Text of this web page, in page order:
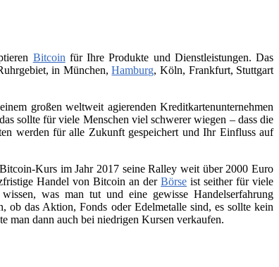
Bitcoin für Ihre Produkte und Dienstleistungen. Das
in München,Hamburg, Köln, Frankfurt, Stuttgart
großen weltweit agierenden Kreditkartenunternehmen
sollte für viele Menschen viel schwerer wiegen – dass die
werden für alle Zukunft gespeichert und Ihr Einfluss auf
Kurs im Jahr 2017 seine Ralley weit über 2000 Euro
Handel von Bitcoin an derBörse ist seither für viele
was man tut und eine gewisse Handelserfahrung
ob das Aktion, Fonds oder Edelmetalle sind, es sollte kein
man dann auch bei niedrigen Kursen verkaufen.